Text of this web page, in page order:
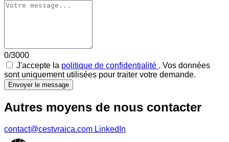
0/3000
J'accepte la politique de confidentialité . Vos données
sont uniquement utilisées pour traiter votre demande.
Envoyer le message
Autres moyens de nous contacter
contact@cestvraica.com LinkedIn